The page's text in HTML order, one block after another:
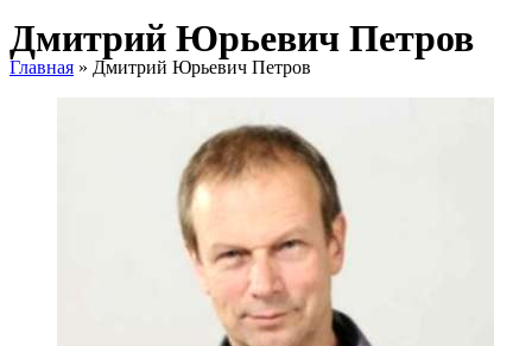
Дмитрий Юрьевич Петров
Главная » Дмитрий Юрьевич Петров